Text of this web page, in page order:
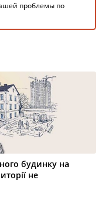
проблемы по
будинку на
не